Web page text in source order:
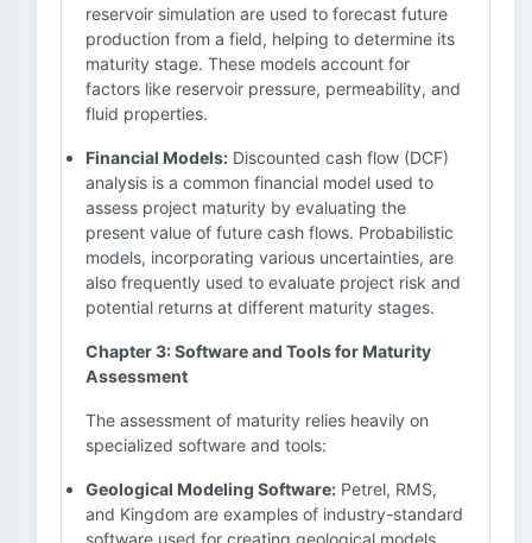
reservoir simulation are used to forecast future
production from a field, helping to determine its
maturity stage. These models account for
factors like reservoir pressure, permeability, and
fluid properties.
Financial Models: Discounted cash flow (DCF)
analysis is a common financial model used to
assess project maturity by evaluating the
present value of future cash flows. Probabilistic
models, incorporating various uncertainties, are
also frequently used to evaluate project risk and
potential returns at different maturity stages.
Chapter 3: Software and Tools for Maturity
Assessment
The assessment of maturity relies heavily on
specialized software and tools:
Geological Modeling Software: Petrel, RMS,
and Kingdom are examples of industry-standard
software used for creating geological models